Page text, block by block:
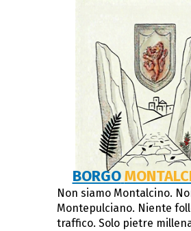
BORGO
Non siamo Montalcino.
Montepulciano. Niente
traffico. Solo pietre